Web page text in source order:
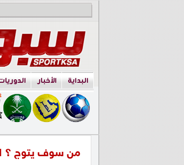
البداية الأخبار
من سوف يتوج ؟